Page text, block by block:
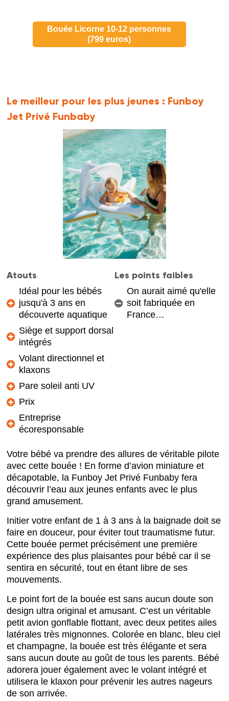
Bouée Licorne 10-12 personnes
(799 euros)
Le meilleur pour les plus jeunes : Funboy
Jet Privé Funbaby
Atouts
Idéal pour les bébés
jusqu'à 3 ans en
découverte aquatique
Siège et support dorsal
intégrés
Volant directionnel et
klaxons
Pare soleil anti UV
Prix
Entreprise
écoresponsable
Les points faibles
On aurait aimé qu'elle
soit fabriquée en
France…
Votre bébé va prendre des allures de véritable pilote
avec cette bouée ! En forme d’avion miniature et
décapotable, la Funboy Jet Privé Funbaby fera
découvrir l’eau aux jeunes enfants avec le plus
grand amusement.
Initier votre enfant de 1 à 3 ans à la baignade doit se
faire en douceur, pour éviter tout traumatisme futur.
Cette bouée permet précisément une première
expérience des plus plaisantes pour bébé car il se
sentira en sécurité, tout en étant libre de ses
mouvements.
Le point fort de la bouée est sans aucun doute son
design ultra original et amusant. C’est un véritable
petit avion gonflable flottant, avec deux petites ailes
latérales très mignonnes. Colorée en blanc, bleu ciel
et champagne, la bouée est très élégante et sera
sans aucun doute au goût de tous les parents. Bébé
adorera jouer également avec le volant intégré et
utilisera le klaxon pour prévenir les autres nageurs
de son arrivée.